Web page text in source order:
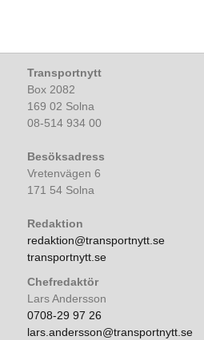
Transportnytt
Box 2082
169 02 Solna
08-514 934 00
Besöksadress
Vretenvägen 6
171 54 Solna
Redaktion
redaktion@transportnytt.se
transportnytt.se
Chefredaktör
Lars Andersson
0708-29 97 26
lars.andersson@transportnytt.se